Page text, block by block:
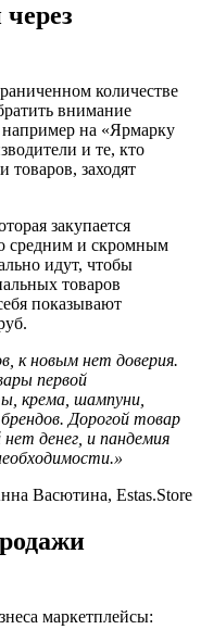
количестве
внимание
на «Ярмарку
и те, кто
товаров, заходят
закупается
средним и скромным
идут, чтобы
товаров
показывают
к новым нет доверия.
первой
крема, шампуни,
Дорогой товар
денег, и пандемия
Васютина, Estas.Store
маркетплейсы: